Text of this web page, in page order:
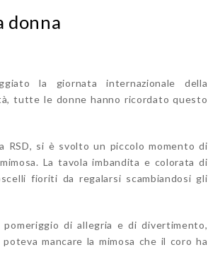
donna
la giornata internazionale della
tutte le donne hanno ricordato questo
RSD, si è svolto un piccolo momento di
La tavola imbandita e colorata di
fioriti da regalarsi scambiandosi gli
di allegria e di divertimento,
mancare la mimosa che il coro ha